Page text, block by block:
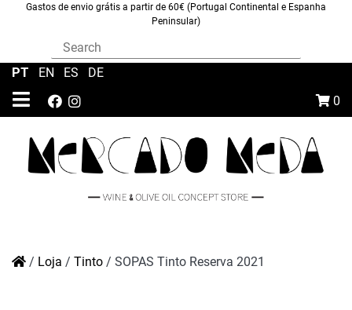
Gastos de envio grátis a partir de 60€ (Portugal Continental e Espanha
Peninsular)
0
PT EN ES DE
/ Loja / Tinto / SOPAS Tinto Reserva 2021